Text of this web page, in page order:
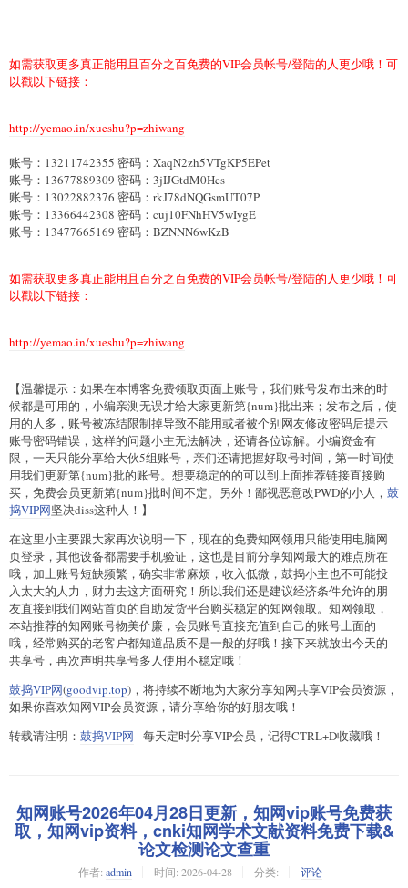
如需获取更多真正能用且百分之百免费的VIP会员帐号/登陆的人更少哦！可
以戳以下链接：
http://yemao.in/xueshu?p=zhiwang
账号：13211742355 密码：XaqN2zh5VTgKP5EPet
账号：13677889309 密码：3jIJGtdM0Hcs
账号：13022882376 密码：rkJ78dNQGsmUT07P
账号：13366442308 密码：cuj10FNhHV5wIygE
账号：13477665169 密码：BZNNN6wKzB
如需获取更多真正能用且百分之百免费的VIP会员帐号/登陆的人更少哦！可
以戳以下链接：
http://yemao.in/xueshu?p=zhiwang
【温馨提示：如果在本博客免费领取页面上账号，我们账号发布出来的时
候都是可用的，小编亲测无误才给大家更新第{num}批出来；发布之后，使
用的人多，账号被冻结限制掉导致不能用或者被个别网友修改密码后提示
账号密码错误，这样的问题小主无法解决，还请各位谅解。小编资金有
限，一天只能分享给大伙5组账号，亲们还请把握好取号时间，第一时间使
用我们更新第{num}批的账号。想要稳定的的可以到上面推荐链接直接购
买，免费会员更新第{num}批时间不定。另外！鄙视恶意改PWD的小人， 鼓
捣VIP网坚决diss这种人！】
在这里小主要跟大家再次说明一下，现在的免费知网领用只能使用电脑网
页登录，其他设备都需要手机验证，这也是目前分享知网最大的难点所在
哦，加上账号短缺频繁，确实非常麻烦，收入低微，鼓捣小主也不可能投
入太大的人力，财力去这方面研究！所以我们还是建议经济条件允许的朋
友直接到我们网站首页的自助发货平台购买稳定的知网领取。知网领取，
本站推荐的知网账号物美价廉，会员账号直接充值到自己的账号上面的
哦，经常购买的老客户都知道品质不是一般的好哦！接下来就放出今天的
共享号，再次声明共享号多人使用不稳定哦！
鼓捣VIP网(goodvip.top)，将持续不断地为大家分享知网共享VIP会员资源，
如果你喜欢知网VIP会员资源，请分享给你的好朋友哦！
转载请注明： 鼓捣VIP网 - 每天定时分享VIP会员，记得CTRL+D收藏哦！
知网账号2026年04月28日更新，知网vip账号免费获
取，知网vip资料，cnki知网学术文献资料免费下载&
论文检测论文查重
作者: admin 时间: 2026-04-28 分类: 评论